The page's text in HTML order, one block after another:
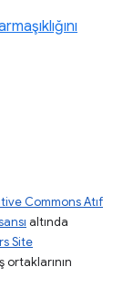
Commons Atıf
altında
Site
ortaklarının